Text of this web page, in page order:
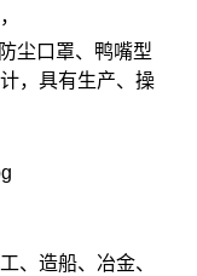
尘口罩、鸭嘴型
，具有生产、操
、造船、冶金、